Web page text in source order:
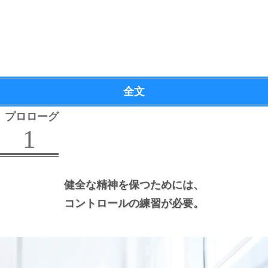
全文
プロローグ
1
健全な精神を保つためには、
コントロールの練習が必要。